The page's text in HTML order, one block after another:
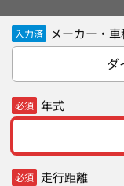
入力済 メーカー・車
必須 年式
必須 走行距離